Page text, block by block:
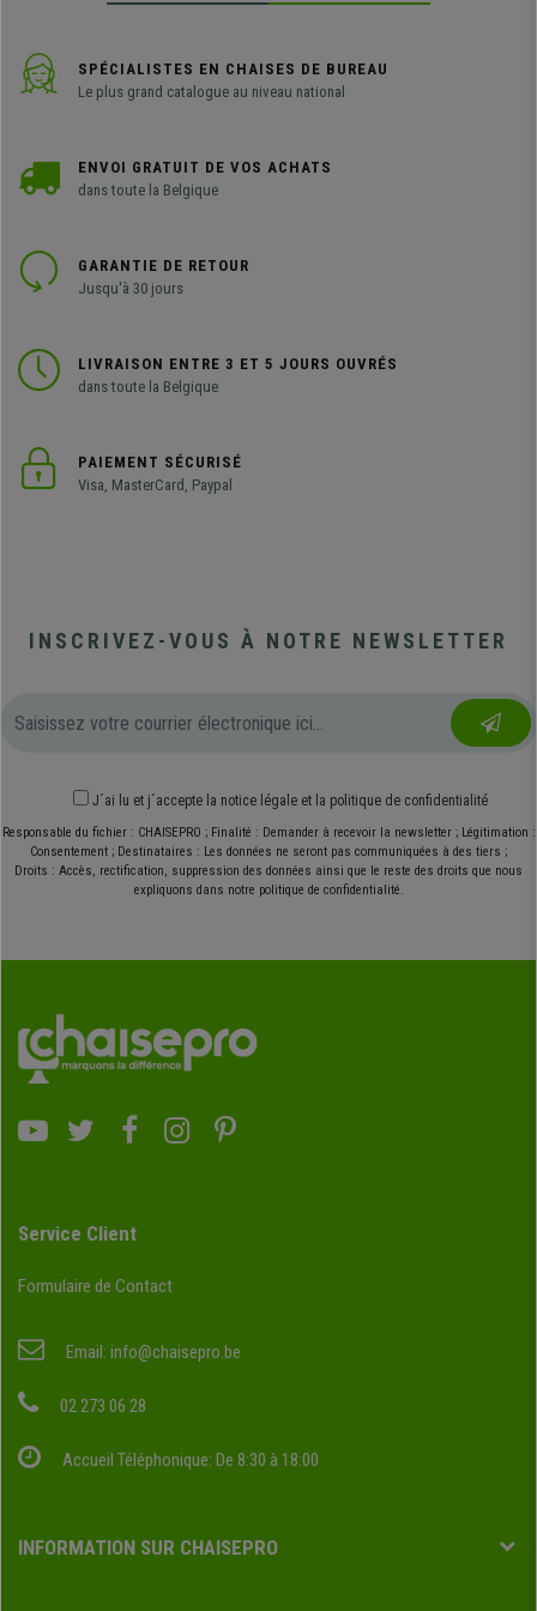
SPÉCIALISTES EN CHAISES DE BUREAU
Le plus grand catalogue au niveau national
ENVOI GRATUIT DE VOS ACHATS
dans toute la Belgique
GARANTIE DE RETOUR
Jusqu'à 30 jours
LIVRAISON ENTRE 3 ET 5 JOURS OUVRÉS
dans toute la Belgique
PAIEMENT SÉCURISÉ
Visa, MasterCard, Paypal
INSCRIVEZ-VOUS À NOTRE NEWSLETTER
J´ai lu et j´accepte la notice légale et la politique de confidentialité
Responsable du fichier : CHAISEPRO ; Finalité : Demander à recevoir la newsletter ; Légitimation :
Consentement ; Destinataires : Les données ne seront pas communiquées à des tiers ;
Droits : Accès, rectification, suppression des données ainsi que le reste des droits que nous
expliquons dans notre politique de confidentialité.
Service Client
Formulaire de Contact
Email: info@chaisepro.be
02 273 06 28
Accueil Téléphonique: De 8:30 à 18:00
INFORMATION SUR CHAISEPRO